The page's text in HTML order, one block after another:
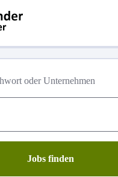
Jobs finden